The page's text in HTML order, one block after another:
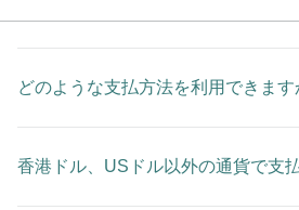
どのような支払方法を利用できます
香港ドル、USドル以外の通貨で支